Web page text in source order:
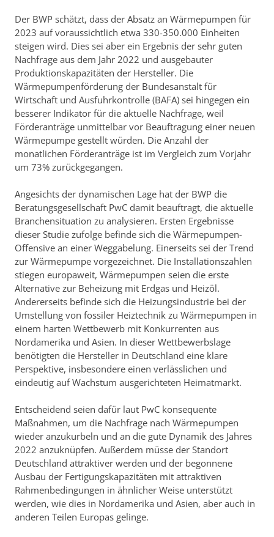
Der BWP schätzt, dass der Absatz an Wärmepumpen für
2023 auf voraussichtlich etwa 330-350.000 Einheiten
steigen wird. Dies sei aber ein Ergebnis der sehr guten
Nachfrage aus dem Jahr 2022 und ausgebauter
Produktionskapazitäten der Hersteller. Die
Wärmepumpenförderung der Bundesanstalt für
Wirtschaft und Ausfuhrkontrolle (BAFA) sei hingegen ein
besserer Indikator für die aktuelle Nachfrage, weil
Förderanträge unmittelbar vor Beauftragung einer neuen
Wärmepumpe gestellt würden. Die Anzahl der
monatlichen Förderanträge ist im Vergleich zum Vorjahr
um 73% zurückgegangen.
Angesichts der dynamischen Lage hat der BWP die
Beratungsgesellschaft PwC damit beauftragt, die aktuelle
Branchensituation zu analysieren. Ersten Ergebnisse
dieser Studie zufolge befinde sich die Wärmepumpen-
Offensive an einer Weggabelung. Einerseits sei der Trend
zur Wärmepumpe vorgezeichnet. Die Installationszahlen
stiegen europaweit, Wärmepumpen seien die erste
Alternative zur Beheizung mit Erdgas und Heizöl.
Andererseits befinde sich die Heizungsindustrie bei der
Umstellung von fossiler Heiztechnik zu Wärmepumpen in
einem harten Wettbewerb mit Konkurrenten aus
Nordamerika und Asien. In dieser Wettbewerbslage
benötigten die Hersteller in Deutschland eine klare
Perspektive, insbesondere einen verlässlichen und
eindeutig auf Wachstum ausgerichteten Heimatmarkt.
Entscheidend seien dafür laut PwC konsequente
Maßnahmen, um die Nachfrage nach Wärmepumpen
wieder anzukurbeln und an die gute Dynamik des Jahres
2022 anzuknüpfen. Außerdem müsse der Standort
Deutschland attraktiver werden und der begonnene
Ausbau der Fertigungskapazitäten mit attraktiven
Rahmenbedingungen in ähnlicher Weise unterstützt
werden, wie dies in Nordamerika und Asien, aber auch in
anderen Teilen Europas gelinge.